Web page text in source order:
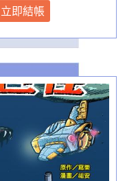
立即結帳